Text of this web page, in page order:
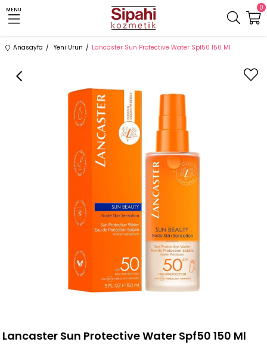
MENU 0
Anasayfa Yeni Urun Lancaster Sun Protective Water Spf50 150 Ml
Lancaster Sun Protective Water Spf50 150 Ml